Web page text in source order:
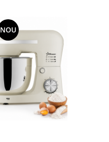
NOU